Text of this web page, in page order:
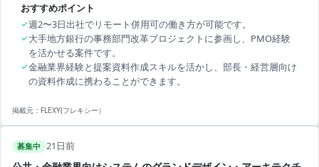
おすすめポイント
✓週2〜3日出社でリモート併用可の働き方が可能です。
✓大手地方銀行の事務部門改革プロジェクトに参画し、PMO経験
を活かせる案件です。
✓金融業界経験と提案資料作成スキルを活かし、部長・経営層向け
の資料作成に携わることができます。
掲載元： FLEXY(フレキシー）
募集中 21日前